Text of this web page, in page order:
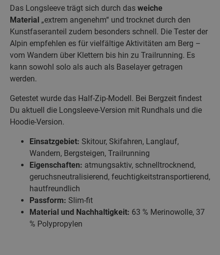
Das Longsleeve trägt sich durch das weiche
Material „extrem angenehm“ und trocknet durch den
Kunstfaseranteil zudem besonders schnell. Die Tester der
Alpin empfehlen es für vielfältige Aktivitäten am Berg –
vom Wandern über Klettern bis hin zu Trailrunning. Es
kann sowohl solo als auch als Baselayer getragen
werden.
Getestet wurde das Half-Zip-Modell. Bei Bergzeit findest
Du aktuell die Longsleeve-Version mit Rundhals und die
Hoodie-Version.
Einsatzgebiet: Skitour, Skifahren, Langlauf,
Wandern, Bergsteigen, Trailrunning
Eigenschaften: atmungsaktiv, schnelltrocknend,
geruchsneutralisierend, feuchtigkeitstransportierend,
hautfreundlich
Passform: Slim-fit
Material und Nachhaltigkeit: 63 % Merinowolle, 37
% Polypropylen